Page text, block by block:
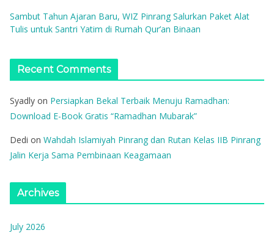
Sambut Tahun Ajaran Baru, WIZ Pinrang Salurkan Paket Alat
Tulis untuk Santri Yatim di Rumah Qur’an Binaan
Recent Comments
Syadly on Persiapkan Bekal Terbaik Menuju Ramadhan:
Download E-Book Gratis “Ramadhan Mubarak”
Dedi on Wahdah Islamiyah Pinrang dan Rutan Kelas IIB Pinrang
Jalin Kerja Sama Pembinaan Keagamaan
Archives
July 2026